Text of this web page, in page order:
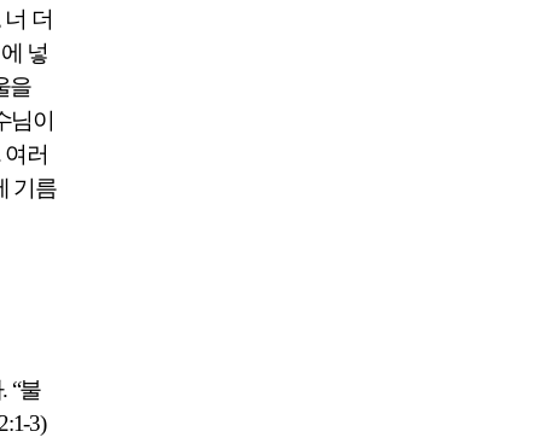
너 더
넣
을
님이
여러
기름
. “불
3)